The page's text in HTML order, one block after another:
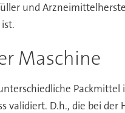
und
Maschine
validiert. D.h., die bei